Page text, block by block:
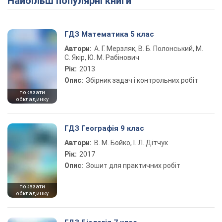
показати
обкладинку
ГДЗ Математика 5 клас
Автори: А. Г. Мерзляк, В. Б. Полонський, М.
С. Якір, Ю. М. Рабінович
Рік: 2013
Опис: Збірник задач і контрольних робіт
показати
обкладинку
ГДЗ Географія 9 клас
Автори: В. М. Бойко, І. Л. Дітчук
Рік: 2017
Опис: Зошит для практичних робіт